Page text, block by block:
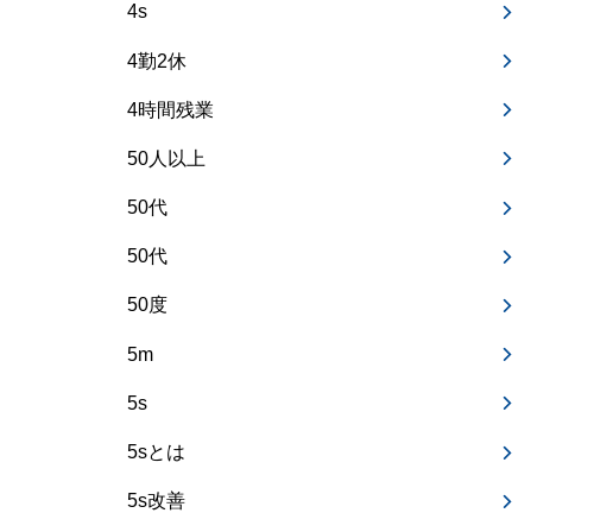
4s
4勤2休
4時間残業
50人以上
50代
50代
50度
5m
5s
5sとは
5s改善